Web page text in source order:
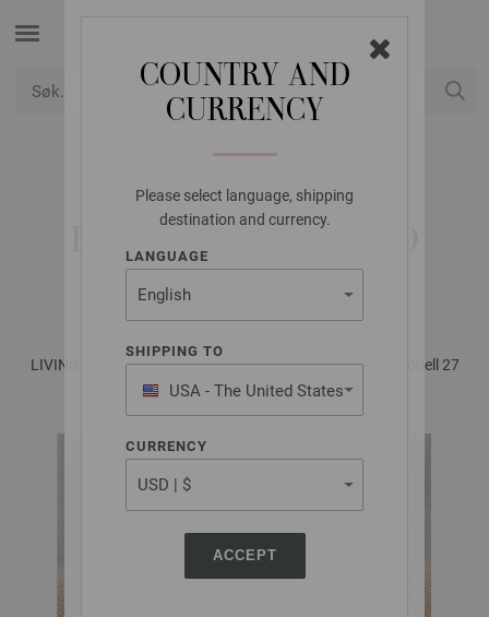
COUNTRY AND
CURRENCY
Please select language, shipping
destination and currency.
LANGUAGE
SHIPPING TO
USA - The United States
of America
CURRENCY
ACCEPT
FILATI STUDIO
PUTETREKK MERINO
CARDATO
LIVING No. 1 - Magasin (DE) + Strikkeopskrifter (NO) | Modell 27